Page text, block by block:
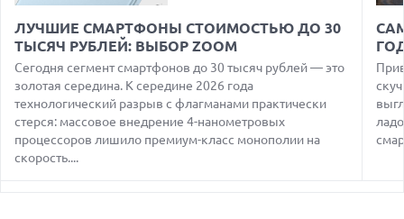
ОПЕРАТОРОМ ИНДУСТРИИ РОБОТАКСИ
HUAWEI ПРЕДСТАВИЛА ПЛАНШЕТ MATEPAD PRO 2026
ТОЛЩИНОЙ 4,7 ММ И 12" OLED МАТРИЦЕЙ
06.08.2026
TROUVER ПРЕДСТАВИЛ НОВЫЕ ТЕХНОЛОГИИ ВЛАЖНОЙ
УБОРКИ И ЛИНЕЙКУ ТЕХНИКИ 2026 ГОДА
ЛУЧШИЕ СМАРТФОНЫ СТОИМОСТЬЮ ДО 30
ТЫСЯЧ РУБЛЕЙ: ВЫБОР ZOOM
Сегодня сегмент смартфонов до 30 тысяч рублей — это
золотая середина. К середине 2026 года
технологический разрыв с флагманами практически
стерся: массовое внедрение 4-нанометровых
процессоров лишило премиум-класс монополии на
скорость....